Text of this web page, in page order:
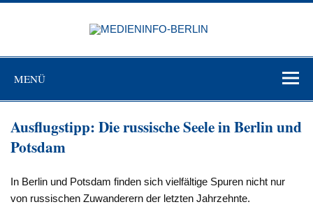
Zum
MENÜ
Ausflugstipp: Die russische Seele in Berlin und
Potsdam
In Berlin und Potsdam finden sich vielfältige Spuren nicht nur
von russischen Zuwanderern der letzten Jahrzehnte.